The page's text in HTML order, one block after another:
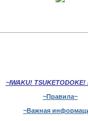
~IWAKU! TSUKETODOKE!
~Правила~
~Важная